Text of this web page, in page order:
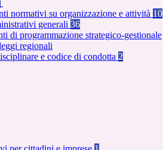
normativi su organizzazione e attività 10
generali 36
di programmazione strategico-gestionale
regionali
e codice di condotta 2